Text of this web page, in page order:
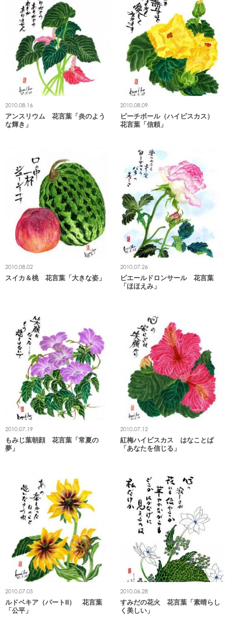
2010.08.16
アンスリウム 花言葉「炎のよう
な輝き」
2010.08.09
ピーチボール（ハイビスカス）
花言葉「信頼」
2010.08.02
スイカ＆桃 花言葉「大きな姿」
2010.07.26
ピエールドロンサール 花言葉
「ほほえみ」
2010.07.19
もみじ葉朝顔 花言葉「常夏の
夢」
2010.07.12
紅梅ハイビスカス はなことば
「あなたを信じる」
2010.07.05
ルドベキア（パートⅡ） 花言葉
「公平」
2010.06.28
すみだの花火 花言葉「素晴らし
く美しい」